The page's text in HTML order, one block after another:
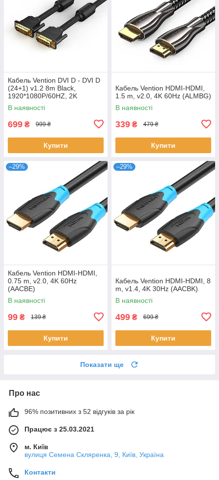
Кабель Vention DVI D - DVI D
(24+1) v1.2 8m Black,
1920*1080P/60HZ, 2K
(EAEBK)
В наявності
699 ₴ 999 ₴
Купити
Кабель Vention HDMI-HDMI,
1.5 m, v2.0, 4K 60Hz (ALMBG)
В наявності
339 ₴ 479 ₴
Купити
–29%
Кабель Vention HDMI-HDMI,
0.75 m, v2.0, 4K 60Hz
(AACBE)
В наявності
99 ₴ 139 ₴
Купити
–29%
Кабель Vention HDMI-HDMI, 8
m, v1.4, 4K 30Hz (AACBK)
В наявності
499 ₴ 699 ₴
Купити
Показати ще
Про нас
96% позитивних з 52 відгуків за рік
Працює з 25.03.2021
м. Київ
вулиця Семена Скляренка, 9, Київ, Україна
Контакти